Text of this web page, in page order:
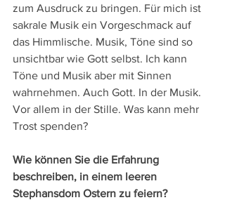
zum Ausdruck zu bringen. Für mich ist
sakrale Musik ein Vorgeschmack auf
das Himmlische. Musik, Töne sind so
unsichtbar wie Gott selbst. Ich kann
Töne und Musik aber mit Sinnen
wahrnehmen. Auch Gott. In der Musik.
Vor allem in der Stille. Was kann mehr
Trost spenden?
Wie können Sie die Erfahrung
beschreiben, in einem leeren
Stephansdom Ostern zu feiern?